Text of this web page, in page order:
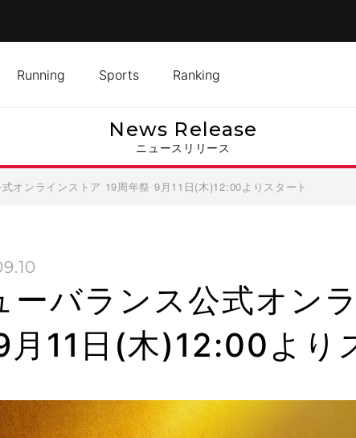
Running Sports Ranking
News Release
ニュースリリース
オンラインストア 19周年祭 9月11日(木)12:00よりスタート
ーバランス公式オン
月11日(木)12:00より